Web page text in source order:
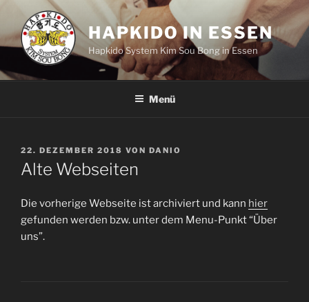
Zum
Inhalt
springen
HAPKIDO IN ESSEN
Hapkido System Kim Sou Bong in Essen
Menü
VERÖFFENTLICHT
AM
22. DEZEMBER 2018 VON DANIO
Alte Webseiten
Die vorherige Webseite ist archiviert und kann hier
gefunden werden bzw. unter dem Menu-Punkt “Über
uns”.